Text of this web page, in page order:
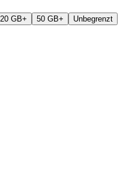
20 GB+ 50 GB+ Unbegrenzt